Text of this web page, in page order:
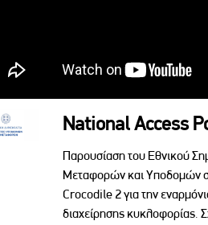
National Access
Παρουσίαση του Εθνικού
Μεταφορών και Υποδομών
Crocodile 2 για την
διαχείρησης